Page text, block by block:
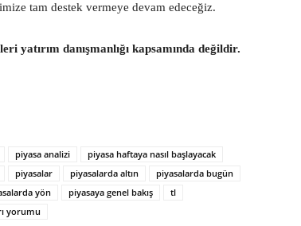
tam destek vermeye devam edeceğiz.
yatırım danışmanlığı kapsamında değildir.
piyasa analizi
piyasa haftaya nasıl başlayacak
piyasalar piyasalarda altın
piyasalarda bugün
yön piyasaya genel bakış
tl
yorumu